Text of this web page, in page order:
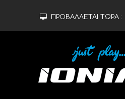
ΠΡΟΒΑΛΛΕΤΑΙ ΤΩΡΑ :